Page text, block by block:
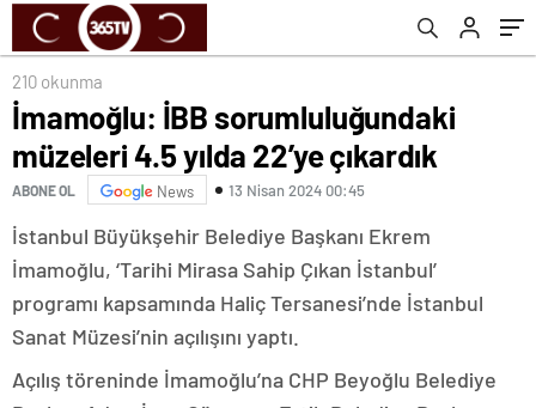
210 okunma
İmamoğlu: İBB sorumluluğundaki
müzeleri 4.5 yılda 22’ye çıkardık
ABONE OL News 13 Nisan 2024 00:45
İstanbul Büyükşehir Belediye Başkanı Ekrem
İmamoğlu, ‘Tarihi Mirasa Sahip Çıkan İstanbul’
programı kapsamında Haliç Tersanesi’nde İstanbul
Sanat Müzesi’nin açılışını yaptı.
Açılış töreninde İmamoğlu’na CHP Beyoğlu Belediye